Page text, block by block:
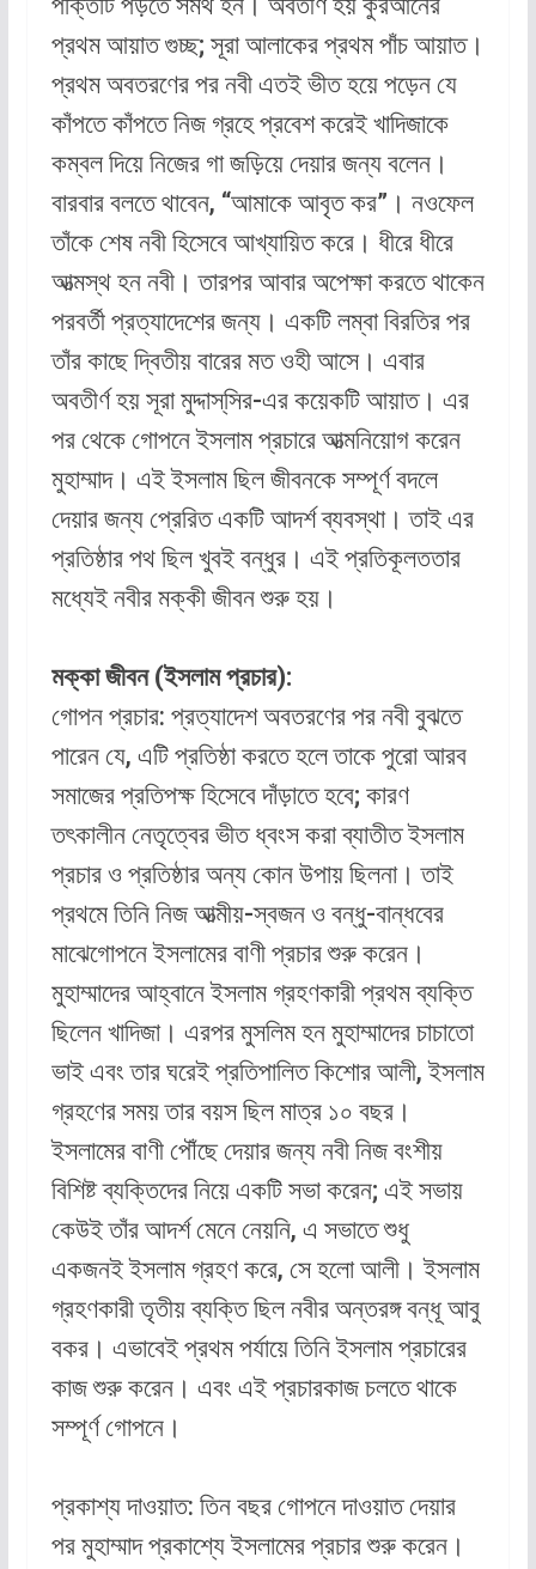
প্রথম আয়াত গুচ্ছ; সূরা আলাকের প্রথম পাঁচ আয়াত।
প্রথম অবতরণের পর নবী এতই ভীত হয়ে পড়েন যে
কাঁপতে কাঁপতে নিজ গ্রহে প্রবেশ করেই খাদিজাকে
কম্বল দিয়ে নিজের গা জড়িয়ে দেয়ার জন্য বলেন।
বারবার বলতে থাবেন, “আমাকে আবৃত কর”। নওফেল
তাঁকে শেষ নবী হিসেবে আখ্যায়িত করে। ধীরে ধীরে
আত্মস্থ হন নবী। তারপর আবার অপেক্ষা করতে থাকেন
পরবর্তী প্রত্যাদেশের জন্য। একটি লম্বা বিরতির পর
তাঁর কাছে দ্বিতীয় বারের মত ওহী আসে। এবার
অবতীর্ণ হয় সূরা মুদ্দাস্‌সির-এর কয়েকটি আয়াত। এর
পর থেকে গোপনে ইসলাম প্রচারে আত্মনিয়োগ করেন
মুহাম্মাদ। এই ইসলাম ছিল জীবনকে সম্পূর্ণ বদলে
দেয়ার জন্য প্রেরিত একটি আদর্শ ব্যবস্থা। তাই এর
প্রতিষ্ঠার পথ ছিল খুবই বন্ধুর। এই প্রতিকূলততার
মধ্যেই নবীর মক্কী জীবন শুরু হয়।
মক্কা জীবন (ইসলাম প্রচার):
গোপন প্রচার: প্রত্যাদেশ অবতরণের পর নবী বুঝতে
পারেন যে, এটি প্রতিষ্ঠা করতে হলে তাকে পুরো আরব
সমাজের প্রতিপক্ষ হিসেবে দাঁড়াতে হবে; কারণ
তৎকালীন নেতৃত্বের ভীত ধ্বংস করা ব্যাতীত ইসলাম
প্রচার ও প্রতিষ্ঠার অন্য কোন উপায় ছিলনা। তাই
প্রথমে তিনি নিজ আত্মীয়-স্বজন ও বন্ধু-বান্ধবের
মাঝেগোপনে ইসলামের বাণী প্রচার শুরু করেন।
মুহাম্মাদের আহ্বানে ইসলাম গ্রহণকারী প্রথম ব্যক্তি
ছিলেন খাদিজা। এরপর মুসলিম হন মুহাম্মাদের চাচাতো
ভাই এবং তার ঘরেই প্রতিপালিত কিশোর আলী, ইসলাম
গ্রহণের সময় তার বয়স ছিল মাত্র ১০ বছর।
ইসলামের বাণী পৌঁছে দেয়ার জন্য নবী নিজ বংশীয়
বিশিষ্ট ব্যক্তিদের নিয়ে একটি সভা করেন; এই সভায়
কেউই তাঁর আদর্শ মেনে নেয়নি, এ সভাতে শুধু
একজনই ইসলাম গ্রহণ করে, সে হলো আলী। ইসলাম
গ্রহণকারী তৃতীয় ব্যক্তি ছিল নবীর অন্তরঙ্গ বন্ধূ আবু
বকর। এভাবেই প্রথম পর্যায়ে তিনি ইসলাম প্রচারের
কাজ শুরু করেন। এবং এই প্রচারকাজ চলতে থাকে
সম্পূর্ণ গোপনে।
প্রকাশ্য দাওয়াত: তিন বছর গোপনে দাওয়াত দেয়ার
পর মুহাম্মাদ প্রকাশ্যে ইসলামের প্রচার শুরু করেন।